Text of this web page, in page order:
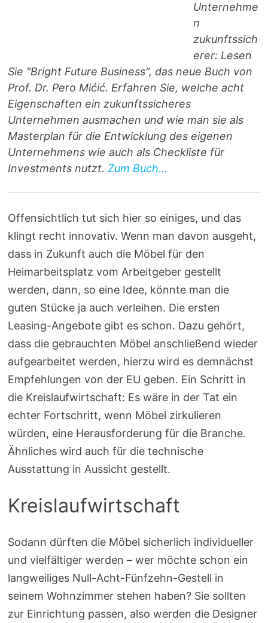
Unternehme
n
zukunftssich
erer: Lesen
Sie "Bright Future Business", das neue Buch von
Prof. Dr. Pero Mićić. Erfahren Sie, welche acht
Eigenschaften ein zukunftssicheres
Unternehmen ausmachen und wie man sie als
Masterplan für die Entwicklung des eigenen
Unternehmens wie auch als Checkliste für
Investments nutzt.Zum Buch...
Offensichtlich tut sich hier so einiges, und das
klingt recht innovativ. Wenn man davon ausgeht,
dass in Zukunft auch die Möbel für den
Heimarbeitsplatz vom Arbeitgeber gestellt
werden, dann, so eine Idee, könnte man die
guten Stücke ja auch verleihen. Die ersten
Leasing-Angebote gibt es schon. Dazu gehört,
dass die gebrauchten Möbel anschließend wieder
aufgearbeitet werden, hierzu wird es demnächst
Empfehlungen von der EU geben. Ein Schritt in
die Kreislaufwirtschaft: Es wäre in der Tat ein
echter Fortschritt, wenn Möbel zirkulieren
würden, eine Herausforderung für die Branche.
Ähnliches wird auch für die technische
Ausstattung in Aussicht gestellt.
Kreislaufwirtschaft
Sodann dürften die Möbel sicherlich individueller
und vielfältiger werden – wer möchte schon ein
langweiliges Null-Acht-Fünfzehn-Gestell in
seinem Wohnzimmer stehen haben? Sie sollten
zur Einrichtung passen, also werden die Designer